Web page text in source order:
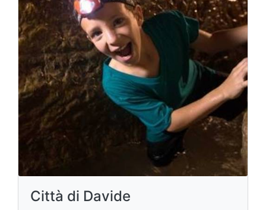
Città di Davide